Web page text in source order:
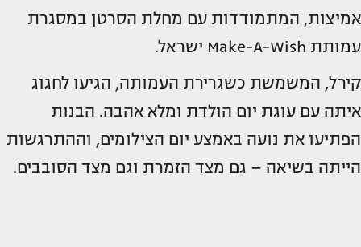
אמיצות, המתמודדות עם מחלת הסרטן במסגרת
עמותת Make-A-Wish ישראל.
קירל, המשמשת כשגרירת העמותה, הגיעו לחגוג
איתה עם עוגת יום הולדת ומלא אהבה. הבנות
הפתיעו את נועה באמצע יום הצילומים, וההתרגשות
הייתה בשיאה – גם מצד הזמרת וגם מצד הסובבים.